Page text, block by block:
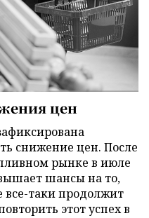
цен
снижение цен. После
рынке в июле
шансы на то,
все-таки продолжит
этот успех в